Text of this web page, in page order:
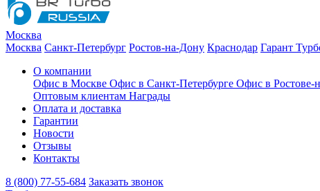
Москва
Москва Санкт-Петербург Ростов-на-Дону Краснодар Гарант
О компании
Офис в Москве Офис в Санкт-Петербурге Офис в Ростове-
Оптовым клиентам Награды
Оплата и доставка
Гарантии
Новости
Отзывы
Контакты
8 (800) 77-55-684 Заказать звонок